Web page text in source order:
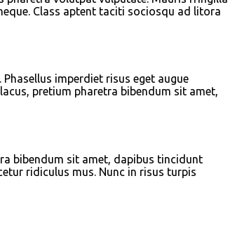
Class aptent taciti sociosqu ad litora
imperdiet risus eget augue
pretium pharetra bibendum sit amet,
bibendum sit amet, dapibus tincidunt
ridiculus mus. Nunc in risus turpis